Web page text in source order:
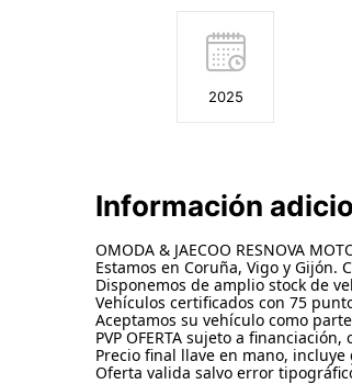
2025
Información
OMODA & JAECOO RESNOVA
Estamos en Coruña, Vigo y Gijón.
Disponemos de amplio stock de
Vehículos certificados con 75
Aceptamos su vehículo como
PVP OFERTA sujeto a
Precio final llave en mano,
Oferta valida salvo error